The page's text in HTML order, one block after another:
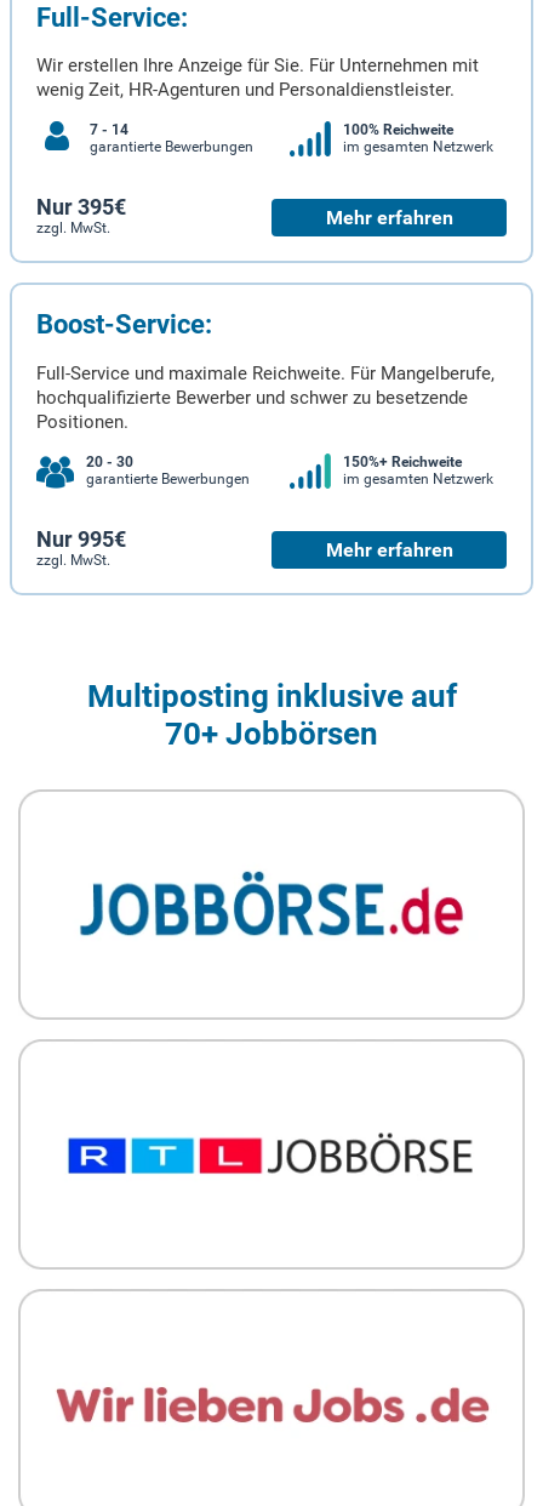
Full-Service:
Wir erstellen Ihre Anzeige für Sie. Für Unternehmen mit
wenig Zeit, HR-Agenturen und Personaldienstleister.
7 - 14
garantierte Bewerbungen
100% Reichweite
im gesamten Netzwerk
Nur 395€
zzgl. MwSt. Mehr erfahren
Boost-Service:
Full-Service und maximale Reichweite. Für Mangelberufe,
hochqualifizierte Bewerber und schwer zu besetzende
Positionen.
20 - 30
garantierte Bewerbungen
150%+ Reichweite
im gesamten Netzwerk
Nur 995€
zzgl. MwSt. Mehr erfahren
Multiposting inklusive auf
70+ Jobbörsen